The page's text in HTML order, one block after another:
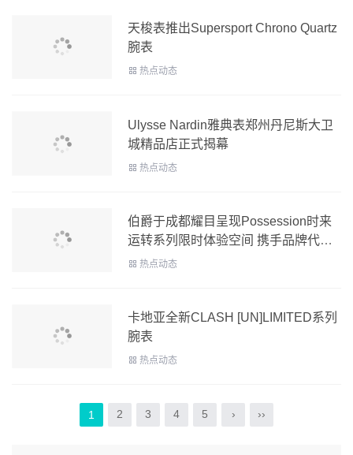
天梭表推出Supersport Chrono Quartz
腕表
热点动态
Ulysse Nardin雅典表郑州丹尼斯大卫
城精品店正式揭幕
热点动态
伯爵于成都耀目呈现Possession时来
运转系列限时体验空间 携手品牌代言
人王俊凯转动闪
热点动态
卡地亚全新CLASH [UN]LIMITED系列
腕表
热点动态
1 2 3 4 5 › ››